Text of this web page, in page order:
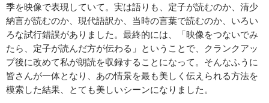
季を映像で表現していて。実は語りも、定子が読むのか、清少
納言が読むのか、現代語訳か、当時の言葉で読むのか、いろい
ろな試行錯誤がありました。最終的には、「映像をつないでみ
たら、定子が読んだ方が伝わる」ということで、クランクアッ
プ後に改めて私が朗読を収録することになって。そんなふうに
皆さんが一体となり、あの情景を最も美しく伝えられる方法を
模索した結果、とても美しいシーンになりました。